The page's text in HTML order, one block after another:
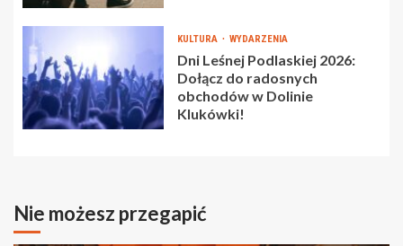
KULTURA WYDARZENIA
Dni Leśnej Podlaskiej 2026:
Dołącz do radosnych
obchodów w Dolinie
Klukówki!
Nie możesz przegapić